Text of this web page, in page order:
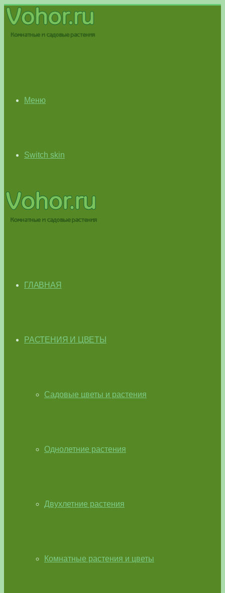
Меню
Switch skin
ГЛАВНАЯ
РАСТЕНИЯ И ЦВЕТЫ
Садовые цветы и растения
Однолетние растения
Двухлетние растения
Комнатные растения и цветы